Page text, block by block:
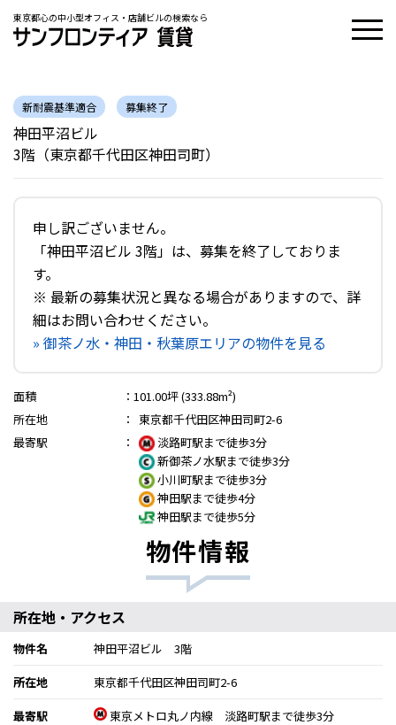
東京都心の中小型オフィス・店舗ビルの検索なら
新耐震基準適合 募集終了
神田平沼ビル
3階（東京都千代田区神田司町）
申し訳ございません。
「神田平沼ビル 3階」は、募集を終了しておりま
す。
※ 最新の募集状況と異なる場合がありますので、詳
細はお問い合わせください。
» 御茶ノ水・神田・秋葉原エリアの物件を見る
面積 ： 101.00坪 (333.88m²)
所在地
：
東京都千代田区神田司町2-6
最寄駅
：
淡路町駅まで徒歩3分
新御茶ノ水駅まで徒歩3分
小川町駅まで徒歩3分
神田駅まで徒歩4分
神田駅まで徒歩5分
物件情報
所在地・アクセス
物件名
神田平沼ビル 3階
所在地
東京都千代田区神田司町2-6
最寄駅
東京メトロ丸ノ内線 淡路町駅まで徒歩3分